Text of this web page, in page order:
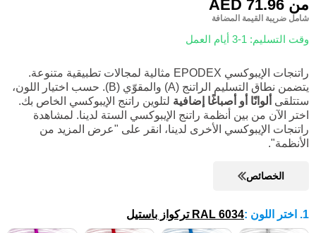
من
شامل ضريبة القيمة المضافة
وقت التسليم: 1-3 أيام العمل
راتنجات الإيبوكسي EPODEX مثالية لمجالات تطبيقية متنوعة.
يتضمن نطاق التسليم الراتنج (A) والمقوّي (B). حسب اختيار اللون،
ستتلقى ألوانًا أو أصباغًا إضافية لتلوين راتنج الإيبوكسي الخاص بك.
اختر الآن من بين أنظمة راتنج الإيبوكسي الستة لدينا. لمشاهدة
راتنجات الإيبوكسي الأخرى لدينا، انقر على "عرض المزيد من
الأنظمة".
الخصائص
1. اختر اللون :RAL 6034 تركواز باستيل